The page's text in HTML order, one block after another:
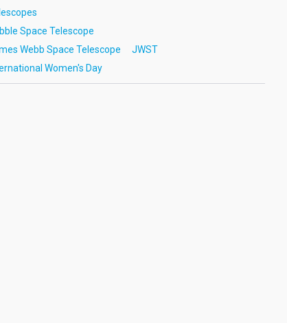
Space Telescope
Webb Space Telescope
JWST
Women's Day